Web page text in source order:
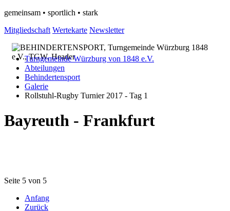
gemeinsam • sportlich • stark
Mitgliedschaft Wertekarte Newsletter
Turngemeinde Würzburg von 1848 e.V.
Abteilungen
Behindertensport
Galerie
Rollstuhl-Rugby Turnier 2017 - Tag 1
Bayreuth - Frankfurt
Seite 5 von 5
Anfang
Zurück